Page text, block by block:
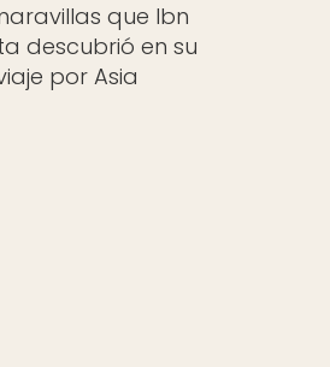
que Ibn
descubrió en su
por Asia